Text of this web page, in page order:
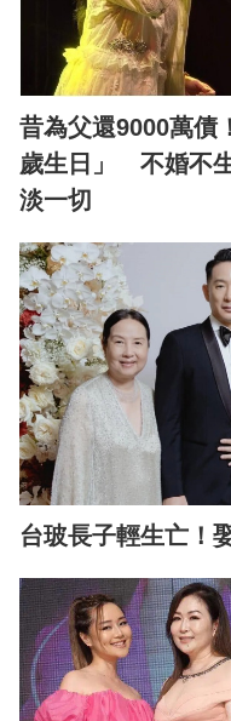
昔為父還9000萬債
歲生日」 不婚不
淡一切
台玻長子輕生亡！